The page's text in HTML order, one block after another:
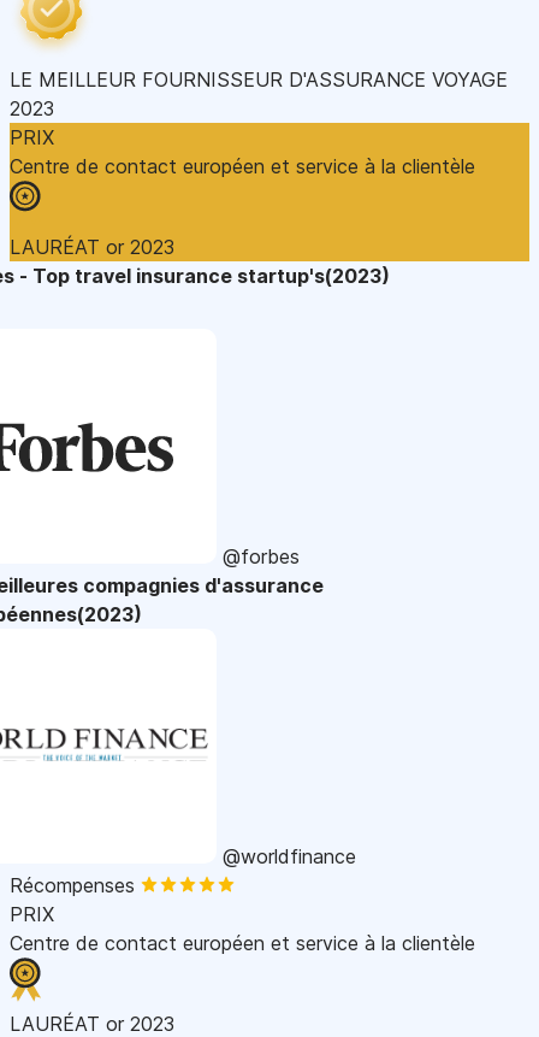
LE MEILLEUR FOURNISSEUR D'ASSURANCE VOYAGE
2023
PRIX
Centre de contact européen et service à la clientèle
LAURÉAT or 2023
- Top travel insurance startup's(2023)
@forbes
compagnies d'assurance
@worldfinance
Récompenses
PRIX
Centre de contact européen et service à la clientèle
LAURÉAT or 2023